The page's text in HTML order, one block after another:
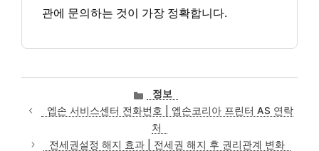
관에 문의하는 것이 가장 정확합니다.
카
테
고
리
정보
엡손 서비스센터 전화번호 | 엡손코리아 프린터 AS 연락
처
전세권설정 해지 효과 | 전세권 해지 후 권리관계 변화